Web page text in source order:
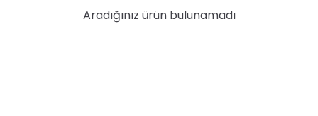
Aradığınız ürün bulunamadı